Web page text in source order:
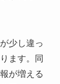
少し違っ
ます。同
が増える